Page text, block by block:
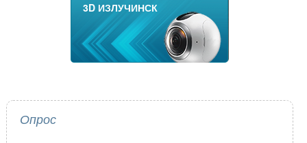
3D ИЗЛУЧИНСК
Опрос